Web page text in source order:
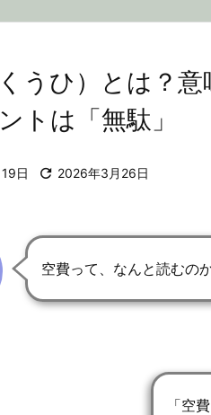
うひ）とは？
トは「無駄」
日  2026年3月26日
空費って、なんと読むの
「空